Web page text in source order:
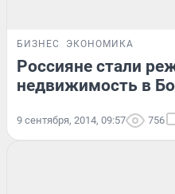
БИЗНЕС ЭКОНОМИКА
Россияне стали
недвижимость в
9 сентября, 2014, 09:57 756